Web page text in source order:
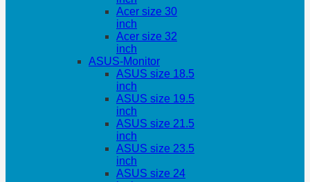
Acer size 30
inch
Acer size 32
inch
ASUS-Monitor
ASUS size 18.5
inch
ASUS size 19.5
inch
ASUS size 21.5
inch
ASUS size 23.5
inch
ASUS size 24